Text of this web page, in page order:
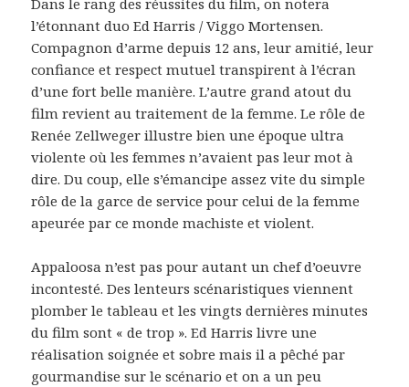
Dans le rang des réussites du film, on notera
l’étonnant duo Ed Harris / Viggo Mortensen.
Compagnon d’arme depuis 12 ans, leur amitié, leur
confiance et respect mutuel transpirent à l’écran
d’une fort belle manière. L’autre grand atout du
film revient au traitement de la femme. Le rôle de
Renée Zellweger illustre bien une époque ultra
violente où les femmes n’avaient pas leur mot à
dire. Du coup, elle s’émancipe assez vite du simple
rôle de la garce de service pour celui de la femme
apeurée par ce monde machiste et violent.
Appaloosa n’est pas pour autant un chef d’oeuvre
incontesté. Des lenteurs scénaristiques viennent
plomber le tableau et les vingts dernières minutes
du film sont « de trop ». Ed Harris livre une
réalisation soignée et sobre mais il a pêché par
gourmandise sur le scénario et on a un peu